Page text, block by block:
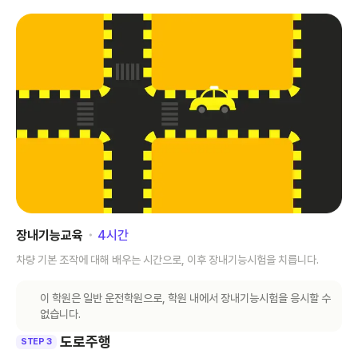
장내기능교육 ･ 4시간
차량 기본 조작에 대해 배우는 시간으로, 이후 장내기능시험을 치릅니다.
이 학원은 일반 운전학원으로, 학원 내에서 장내기능시험을 응시할 수
없습니다.
STEP 3 도로주행